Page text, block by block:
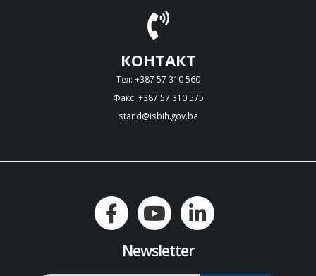
КОНТАКТ
Тел: +387 57 310 560
Факс: +387 57 310 575
stand@isbih.gov.ba
Newsletter